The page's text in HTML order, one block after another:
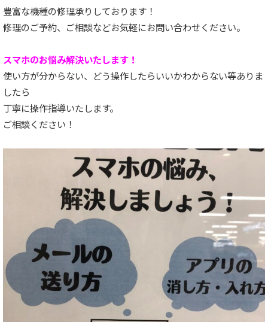
豊富な機種の修理承りしております！
修理のご予約、ご相談などお気軽にお問い合わせください。
スマホのお悩み解決いたします！
使い方が分からない、どう操作したらいいかわからない等ありま
したら
丁寧に操作指導いたします。
ご相談ください！